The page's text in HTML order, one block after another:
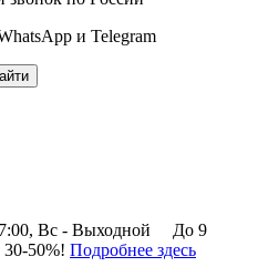
и Telegram
Вс - Выходной
До 9
30-50%! Подробнее здесь